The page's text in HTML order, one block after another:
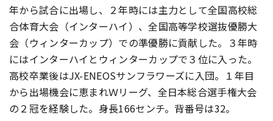
年から試合に出場し、２年時には主力として全国高校総
合体育大会（インターハイ）、全国高等学校選抜優勝大
会（ウィンターカップ）での準優勝に貢献した。３年時
にはインターハイとウィンターカップで３位に入った。
高校卒業後はJX-ENEOSサンフラワーズに入団。１年目
から出場機会に恵まれＷリーグ、全日本総合選手権大会
の２冠を経験した。身長166センチ。背番号は32。